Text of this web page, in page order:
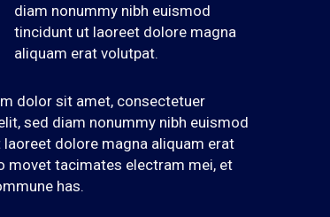
diam nonummy nibh euismod
tincidunt ut laoreet dolore magna
aliquam erat volutpat.
dolor sit amet, consectetuer
sed diam nonummy nibh euismod
dolore magna aliquam erat
movet tacimates electram mei, et
has.